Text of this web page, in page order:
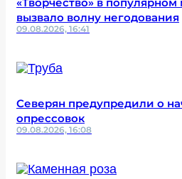
вызвало волну негодования
09.08.2026, 16:41
Северян предупредили о
опрессовок
09.08.2026, 16:08